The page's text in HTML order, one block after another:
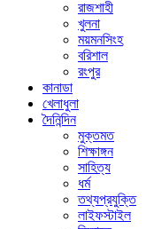
রাজশাহী
খুলনা
ময়মনসিংহ
বরিশাল
রংপুর
কানাডা
খেলাধুলা
দৈনিন্দিন
মুক্তমত
শিক্ষাঙ্গন
সাহিত্য
ধর্ম
তথ্যপ্রযুক্তি
লাইফস্টাইল